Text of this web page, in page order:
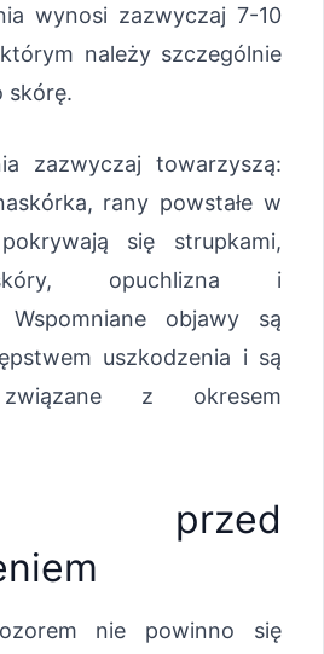
wynosi zazwyczaj 7-10
należy szczególnie
skórę.
zazwyczaj towarzyszą:
rany powstałe w
się strupkami,
opuchlizna i
Wspomniane objawy są
uszkodzenia i są
związane z okresem
przed
nie powinno się